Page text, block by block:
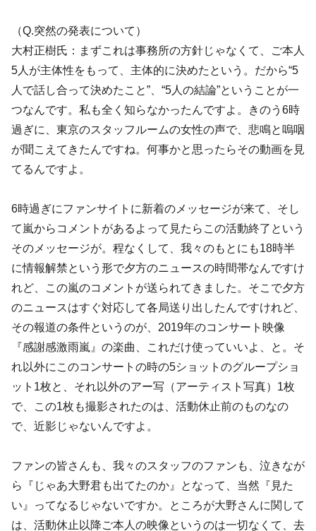
（Q.突然の発表について）
大村正樹氏：まずこれは事務所の方針じゃなくて、ご本人
5人が主体性をもって、主体的に決めたという。だから“5
人で話し合って決めたこと”、“5人の結論”ということが一
つなんです。私も全く知らなかったんですよ。きのう6時
過ぎに、東京のスタッフルームの女性の声で、悲鳴と嗚咽
が聞こえてきたんですね。何事かと思ったらその動画を見
てるんですよ。
6時過ぎにファンサイトに新着のメッセージが来て、そし
て嵐からコメントがあるよって見たらこの活動終了という
そのメッセージが。程なくして、我々のもとにも18時半
に情報解禁という形で夕方のニュースの時間帯なんですけ
れど、この嵐のコメントが送られてきました。そこで夕方
のニュースはすぐ対応して各局送り出したんですけれど、
その報道の条件というのが、2019年のコンサート映像
『感謝感激雨嵐』の楽曲、これだけ使っていいよ、と。そ
れ以外にこのコンサートの時の5ショットのグループショ
ット1枚と、それ以外のアー写（アーティスト写真）1枚
で、この1枚も撮影されたのは、活動休止前のものなの
で、近影じゃないんですよ。
ファンの皆さんも、我々のスタッフのファンも、泣きなが
ら『じゃあ大野君も出てたのか』となって、当然『見た
い』ってなるじゃないですか。ところが大野さんに関して
は、活動休止以降ご本人の映像というのは一切なくて、去